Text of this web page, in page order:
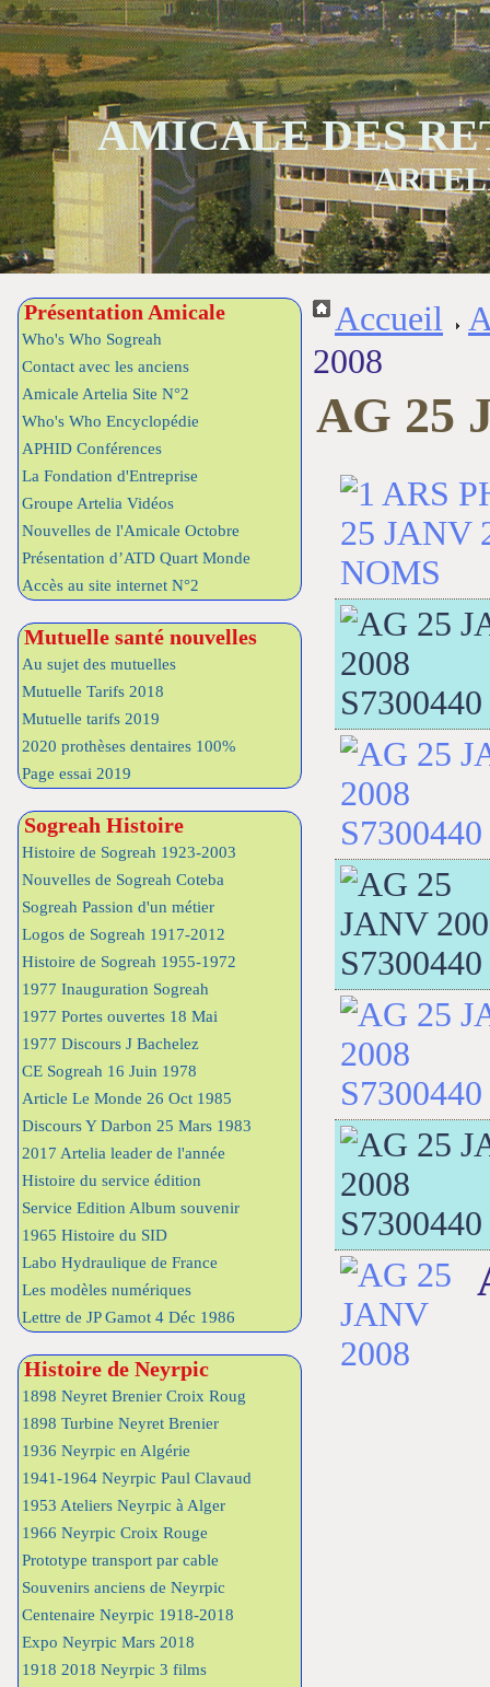
AMICALE DES
Présentation Amicale
Who's Who Sogreah
Contact avec les anciens
Amicale Artelia Site N°2
Who's Who Encyclopédie
APHID Conférences
La Fondation d'Entreprise
Groupe Artelia Vidéos
Nouvelles de l'Amicale Octobre
Présentation d’ATD Quart Monde
Accès au site internet N°2
Mutuelle santé nouvelles
Au sujet des mutuelles
Mutuelle Tarifs 2018
Mutuelle tarifs 2019
2020 prothèses dentaires 100%
Page essai 2019
Sogreah Histoire
Histoire de Sogreah 1923-2003
Nouvelles de Sogreah Coteba
Sogreah Passion d'un métier
Logos de Sogreah 1917-2012
Histoire de Sogreah 1955-1972
1977 Inauguration Sogreah
1977 Portes ouvertes 18 Mai
1977 Discours J Bachelez
CE Sogreah 16 Juin 1978
Article Le Monde 26 Oct 1985
Discours Y Darbon 25 Mars 1983
2017 Artelia leader de l'année
Histoire du service édition
Service Edition Album souvenir
1965 Histoire du SID
Labo Hydraulique de France
Les modèles numériques
Lettre de JP Gamot 4 Déc 1986
Histoire de Neyrpic
1898 Neyret Brenier Croix Roug
1898 Turbine Neyret Brenier
1936 Neyrpic en Algérie
1941-1964 Neyrpic Paul Clavaud
1953 Ateliers Neyrpic à Alger
1966 Neyrpic Croix Rouge
Prototype transport par cable
Souvenirs anciens de Neyrpic
Centenaire Neyrpic 1918-2018
Expo Neyrpic Mars 2018
1918 2018 Neyrpic 3 films
Accueil
2008
AG 25